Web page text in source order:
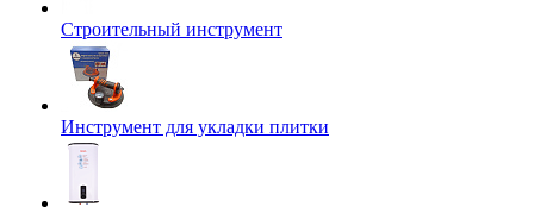
Строительный инструмент
Инструмент для укладки плитки